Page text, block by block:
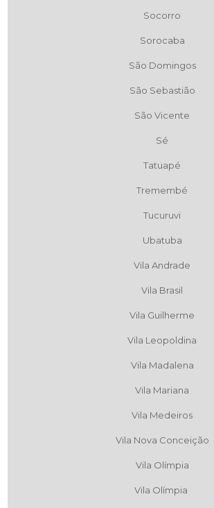
Socorro
Sorocaba
São Domingos
São Sebastião
São Vicente
Sé
Tatuapé
Tremembé
Tucuruvi
Ubatuba
Vila Andrade
Vila Brasil
Vila Guilherme
Vila Leopoldina
Vila Madalena
Vila Mariana
Vila Medeiros
Vila Nova Conceição
Vila Olímpia
Vila Olímpia